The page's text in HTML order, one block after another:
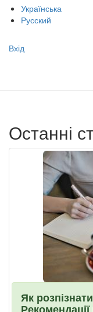
Українська
Русский
Меню
записи
Вхід
Останні
Як